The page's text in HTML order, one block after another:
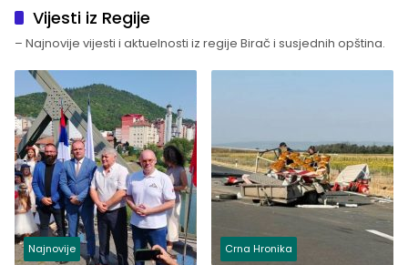
Vijesti iz Regije
– Najnovije vijesti i aktuelnosti iz regije Birač i susjednih opština.
Najnovije Crna Hronika